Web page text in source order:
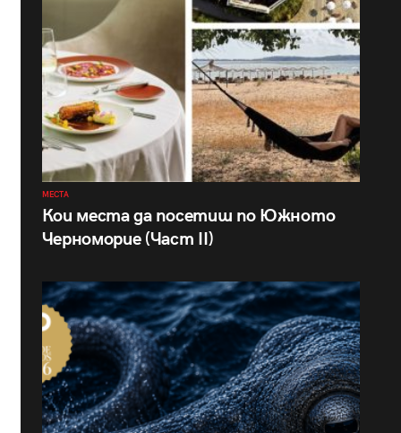
МЕСТА
Кои места да посетиш по Южното
Черноморие (Част II)